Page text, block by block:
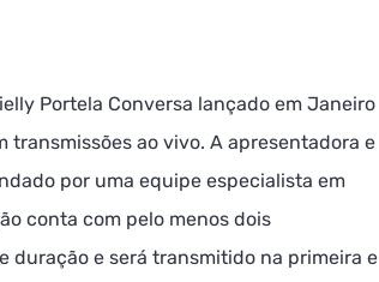
Portela Conversa lançado em Janeiro
transmissões ao vivo. A apresentadora e
por uma equipe especialista em
conta com pelo menos dois
duração e será transmitido na primeira e